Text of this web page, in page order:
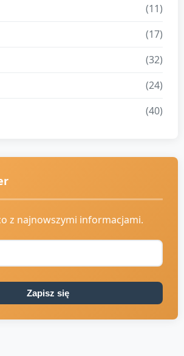
(11)
(17)
(32)
(24)
(40)
z najnowszymi informacjami.
Zapisz się